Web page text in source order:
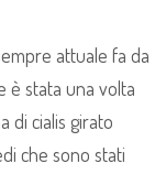
attuale fa da
è stata una volta
di cialis girato
che sono stati